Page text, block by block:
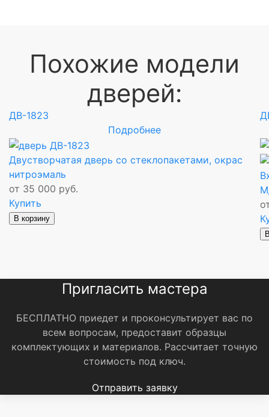
Похожие модели
дверей:
ДВ-1823
Подробнее
Двустворчатая дверь со стеклопакетами, окрас
нитроэмаль
от 35 000 руб.
Купить
В корзину
Пригласить мастера
БЕСПЛАТНО приедет и проконсультирует вас по
всем вопросам, предоставит образцы
комплектующих и материалов. Рассчитает точную
стоимость под ключ.
Отправить заявку